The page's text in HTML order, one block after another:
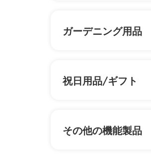
ガーデニング用品
祝日用品/ギフト
その他の機能製品